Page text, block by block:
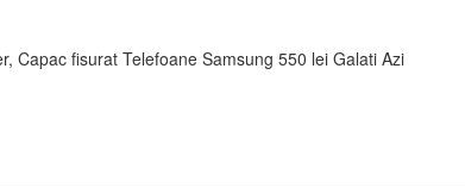
Capac fisurat Telefoane Samsung 550 lei Galati Azi